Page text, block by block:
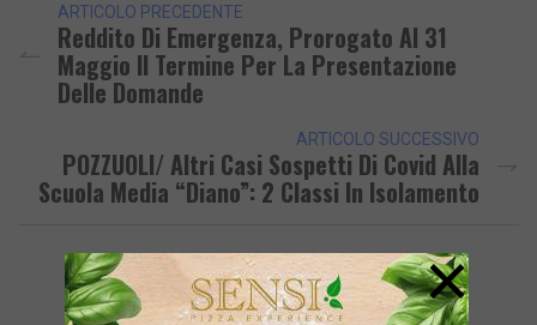
ARTICOLO PRECEDENTE
Reddito Di Emergenza, Prorogato Al 31
Maggio Il Termine Per La Presentazione
Delle Domande
ARTICOLO SUCCESSIVO
POZZUOLI/ Altri Casi Sospetti Di Covid Alla
Scuola Media “Diano”: 2 Classi In Isolamento
×